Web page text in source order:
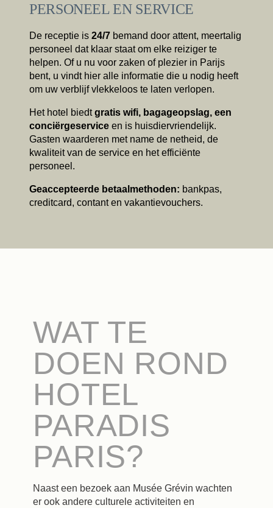
PERSONEEL EN SERVICE
De receptie is 24/7 bemand door attent, meertalig
personeel dat klaar staat om elke reiziger te
helpen. Of u nu voor zaken of plezier in Parijs
bent, u vindt hier alle informatie die u nodig heeft
om uw verblijf vlekkeloos te laten verlopen.
Het hotel biedtgratis wifi, bagageopslag, een
conciërgeservice en is huisdiervriendelijk.
Gasten waarderen met name de netheid, de
kwaliteit van de service en het efficiënte
personeel.
Geaccepteerde betaalmethoden: bankpas,
creditcard, contant en vakantievouchers.
WAT TE
DOEN ROND
HOTEL
PARADIS
PARIS?
Naast een bezoek aan Musée Grévin wachten
er ook andere culturele activiteiten en